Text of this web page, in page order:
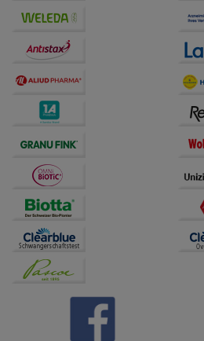
Bitte beachten Sie, dass Daten
Dritte wie z.B. Google oder
übertragen werden.